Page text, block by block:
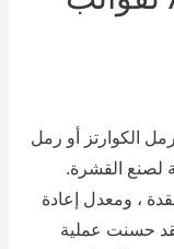
الكوارتز أو رمل
القشرة.
، ومعدل إعادة
عملية